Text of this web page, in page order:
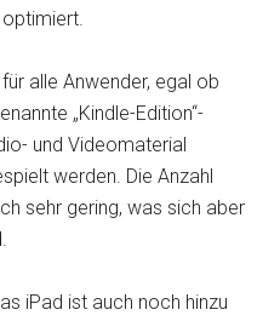
alle Anwender, egal ob
„Kindle-Edition“-
und Videomaterial
werden. Die Anzahl
sehr gering, was sich aber
iPad ist auch noch hinzu